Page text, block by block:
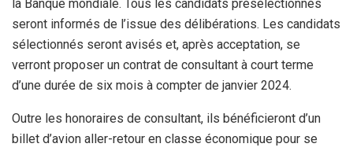
la Banque mondiale. Tous les candidats présélectionnés
seront informés de l’issue des délibérations. Les candidats
sélectionnés seront avisés et, après acceptation, se
verront proposer un contrat de consultant à court terme
d’une durée de six mois à compter de janvier 2024.
Outre les honoraires de consultant, ils bénéficieront d’un
billet d’avion aller-retour en classe économique pour se